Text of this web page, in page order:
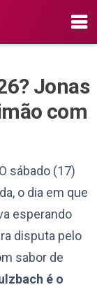
Jonas
com
O sábado (17)
o dia em que
esperando
disputa pelo
sabor de
é o